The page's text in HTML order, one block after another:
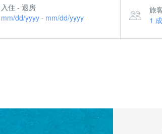
入住 - 退房
mm/dd/yyyy - mm/dd/yyyy
旅
1